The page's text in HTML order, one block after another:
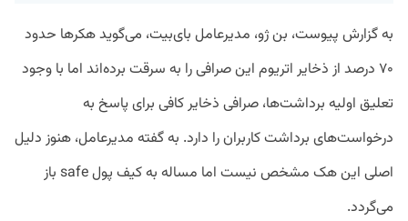
به گزارش پیوست، بن ژو، مدیرعامل بای‌بیت، می‌گوید هکرها حدود
۷۰ درصد از ذخایر اتریوم این صرافی را به سرقت برده‌اند اما با وجود
تعلیق اولیه برداشت‌ها، صرافی ذخایر کافی برای پاسخ به
درخواست‌های برداشت کاربران را دارد. به گفته مدیرعامل، هنوز دلیل
اصلی این هک مشخص نیست اما مساله به کیف پول safe باز
می‌گردد.